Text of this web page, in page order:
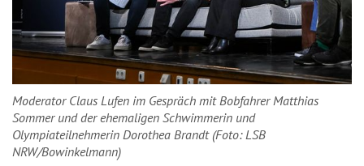
Moderator Claus Lufen im Gespräch mit Bobfahrer Matthias
Sommer und der ehemaligen Schwimmerin und
Olympiateilnehmerin Dorothea Brandt (Foto: LSB
NRW/Bowinkelmann)